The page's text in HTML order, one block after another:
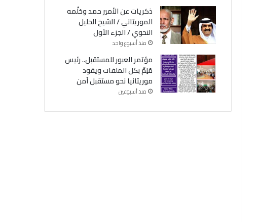
ذكريات عن الأمير حمد وحُلْمه
الموريتاني / الشيخ الخليل
النحوي / الجزء الأول
منذ أسبوع واحد
مؤتمر العبور للمستقبل.. رئيس
مُلِمّ بكل الملفات ويقود
موريتانيا نحو مستقبل آمن
منذ أسبوعين